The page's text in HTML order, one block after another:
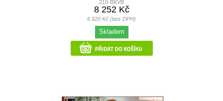
210-BKVB
8 252 Kč
6 820 Kč (bez DPH)
Skladem